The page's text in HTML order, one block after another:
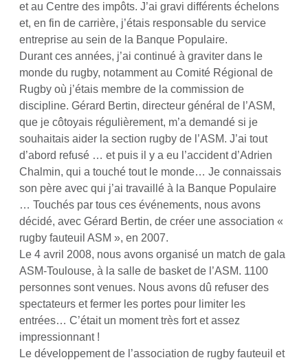
et au Centre des impôts. J’ai gravi différents échelons
et, en fin de carrière, j’étais responsable du service
entreprise au sein de la Banque Populaire.
Durant ces années, j’ai continué à graviter dans le
monde du rugby, notamment au Comité Régional de
Rugby où j’étais membre de la commission de
discipline. Gérard Bertin, directeur général de l’ASM,
que je côtoyais régulièrement, m’a demandé si je
souhaitais aider la section rugby de l’ASM. J’ai tout
d’abord refusé … et puis il y a eu l’accident d’Adrien
Chalmin, qui a touché tout le monde… Je connaissais
son père avec qui j’ai travaillé à la Banque Populaire
… Touchés par tous ces événements, nous avons
décidé, avec Gérard Bertin, de créer une association «
rugby fauteuil ASM », en 2007.
Le 4 avril 2008, nous avons organisé un match de gala
ASM-Toulouse, à la salle de basket de l’ASM. 1100
personnes sont venues. Nous avons dû refuser des
spectateurs et fermer les portes pour limiter les
entrées… C’était un moment très fort et assez
impressionnant !
Le développement de l’association de rugby fauteuil et